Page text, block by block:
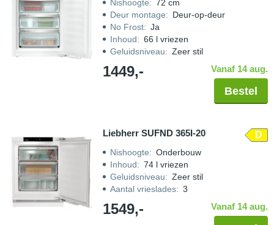
Nishoogte:
72 cm
Deur montage: Deur-op-deur
No Frost: Ja
Inhoud: 66 l vriezen
Geluidsniveau: Zeer stil
1449,- Vanaf 14 aug.
Bestel
Liebherr SUFND 365I-20 D
Nishoogte: Onderbouw
Inhoud: 74 l vriezen
Geluidsniveau: Zeer stil
Aantal vrieslades: 3
1549,- Vanaf 14 aug.